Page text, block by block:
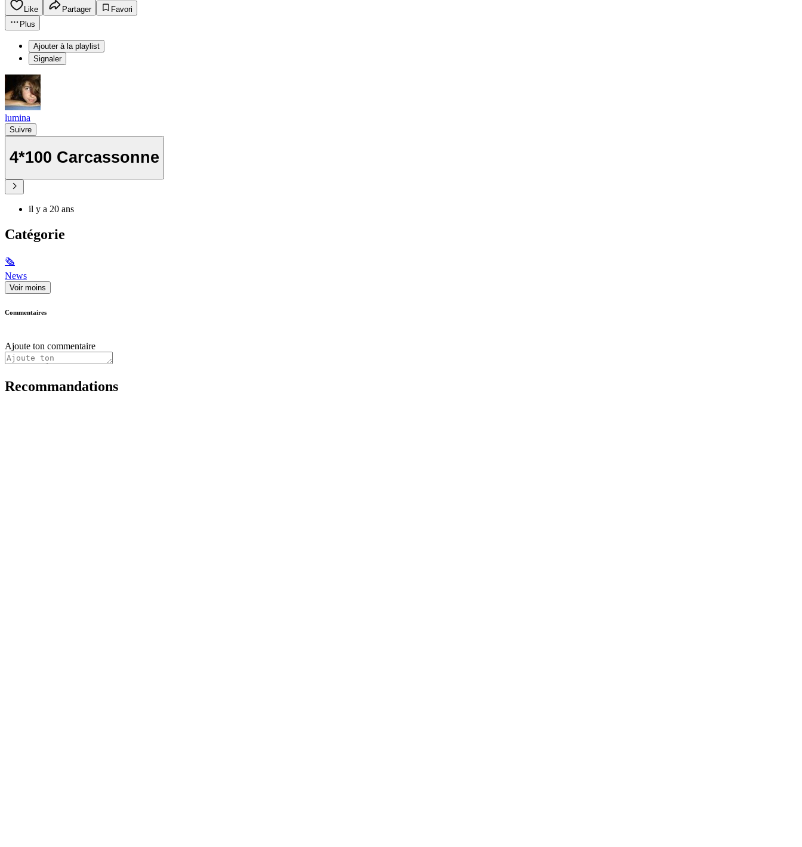
Like Partager
Favori
Plus
Ajouter à la playlist
Signaler
lumina
Suivre
4*100 Carcassonne
il y a 20 ans
Catégorie
🗞
News
Voir moins
Commentaires
Ajoute ton commentaire
Recommandations